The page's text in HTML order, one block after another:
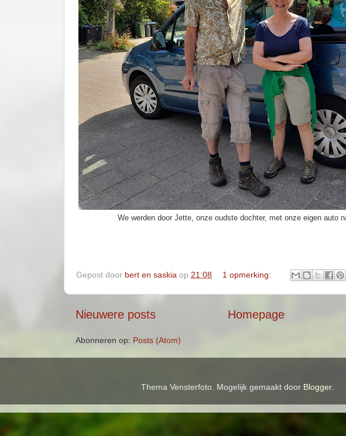
We werden door Jette, onze oudste dochter, met onze eigen auto
Gepost door bert en saskia op 21:08 1 opmerking:
Nieuwere posts Homepage
Abonneren op: Posts (Atom)
Thema Vensterfoto. Mogelijk gemaakt door Blogger.